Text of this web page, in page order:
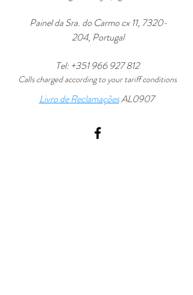
Painel da Sra. do Carmo cx 11, 7320-
204, Portugal
Tel: +351 966 927 812
Calls chargedaccording to your tariff conditions
Livro de ReclamaçõesAL0907